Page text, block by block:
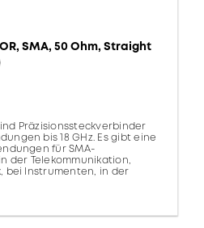
SMA, 50 Ohm, Straight
Präzisionssteckverbinder
bis 18 GHz. Es gibt eine
für SMA-
der Telekommunikation,
bei Instrumenten, in der